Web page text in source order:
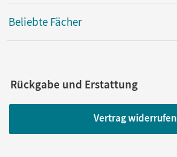
Beliebte Fächer
Rückgabe und Erstattung
Vertrag widerrufen